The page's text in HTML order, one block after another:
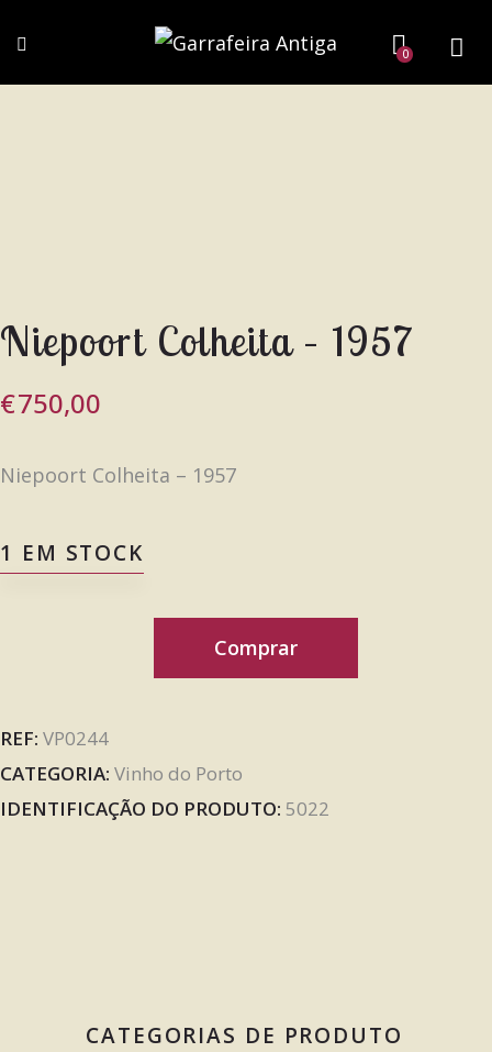
0
Niepoort Colheita – 1957
€750,00
Niepoort Colheita – 1957
1 EM STOCK
Comprar
REF: VP0244
CATEGORIA: Vinho do Porto
IDENTIFICAÇÃO DO PRODUTO: 5022
CATEGORIAS DE PRODUTO